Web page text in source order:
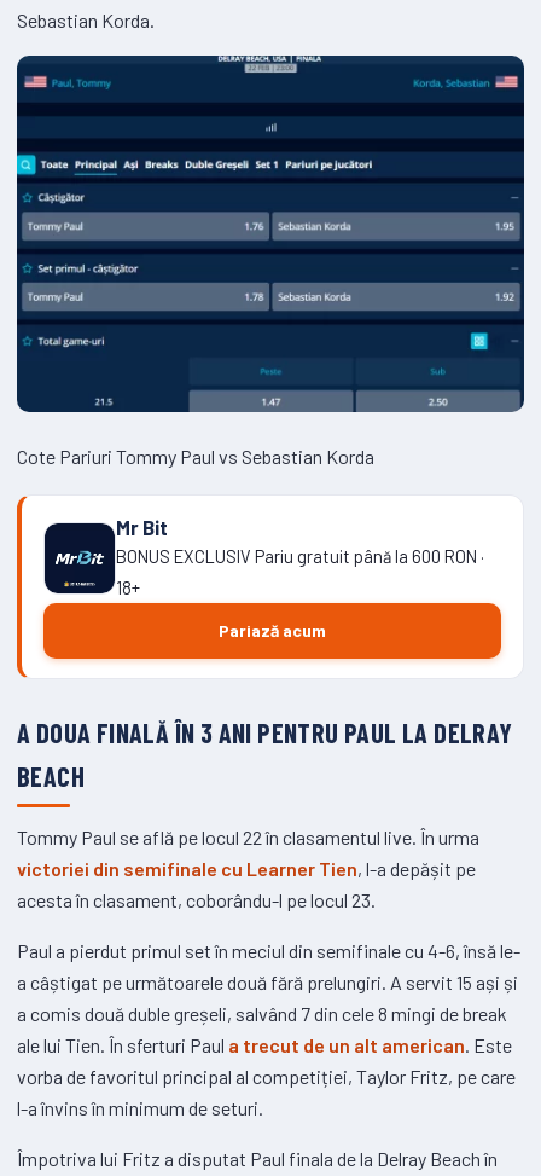
Sebastian Korda.
Cote Pariuri Tommy Paul vs Sebastian Korda
Mr Bit
BONUS EXCLUSIV Pariu gratuit până la 600 RON ·
18+
Pariază acum
A DOUA FINALĂ ÎN 3 ANI PENTRU PAUL LA DELRAY
BEACH
Tommy Paul se află pe locul 22 în clasamentul live. În urma
victoriei din semifinale cu Learner Tien, l-a depășit pe
acesta în clasament, coborându-l pe locul 23.
Paul a pierdut primul set în meciul din semifinale cu 4-6, însă le-
a câștigat pe următoarele două fără prelungiri. A servit 15 ași și
a comis două duble greșeli, salvând 7 din cele 8 mingi de break
ale lui Tien. În sferturi Paul a trecut de un alt american . Este
vorba de favoritul principal al competiției, Taylor Fritz, pe care
l-a învins în minimum de seturi.
Împotriva lui Fritz a disputat Paul finala de la Delray Beach în